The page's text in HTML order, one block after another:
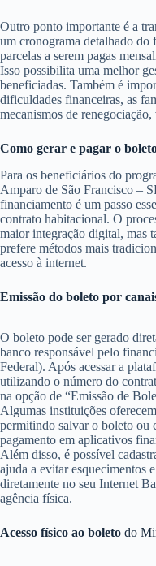
Outro ponto importante é a
um cronograma detalhado do
parcelas a serem pagas
Isso possibilita uma melhor
beneficiadas. Também é
dificuldades financeiras, as
mecanismos de
Como gerar e pagar o
Para os beneficiários do
Amparo de São Francisco –
financiamento é um passo
contrato habitacional. O
maior integração digital, mas
prefere métodos mais
acesso à internet.
Emissão do boleto por
O boleto pode ser gerado
banco responsável pelo
Federal). Após acessar a
utilizando o número do
na opção de “Emissão de
Algumas instituições
permitindo salvar o boleto ou
pagamento em aplicativos
Além disso, é possível
ajuda a evitar esquecimentos
diretamente no seu Internet
agência física.
Acesso físico ao boleto do